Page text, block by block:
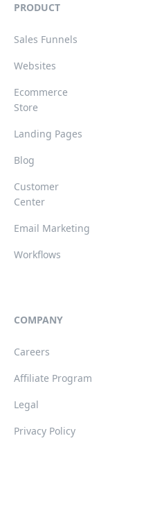
PRODUCT
Sales Funnels
Websites
Ecommerce
Store
Landing Pages
Blog
Customer
Center
Email Marketing
Workflows
COMPANY
Careers
Affiliate Program
Legal
Privacy Policy